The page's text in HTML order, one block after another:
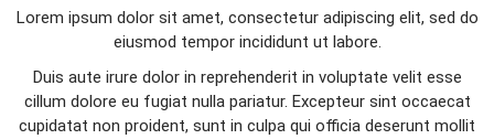
Lorem ipsum dolor sit amet, consectetur adipiscing elit, sed do
eiusmod tempor incididunt ut labore.
Duis aute irure dolor in reprehenderit in voluptate velit esse
cillum dolore eu fugiat nulla pariatur. Excepteur sint occaecat
cupidatat non proident, sunt in culpa qui officia deserunt mollit